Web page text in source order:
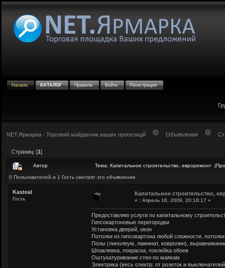
Начало КАТАЛОГ Правила Войти Регистрация
NET.Ярмарка - Торговий майданчик ваших пропозицій Объявления
Страниц: [1]
Автор Тема: Капитальное строительство, евроремонт
0 Пользователей и 1 Гость смотрят это объявление.
Kasteal
Гость
Капитальное строительство,
« : Апрель 16, 2009, 20:18:17 »
Предоставляю услуги по капитальному
Гипсокартоновые перегородки
Установка дверей, окон
Потолки из гипсокартона любой сложности,
Полы (линолеум, ламинат, ковролин),
Шпаклевка, покраска, поклейка обоев
Оштукатуривание стен по маякам
Электрика (весь спектр: от розеток и